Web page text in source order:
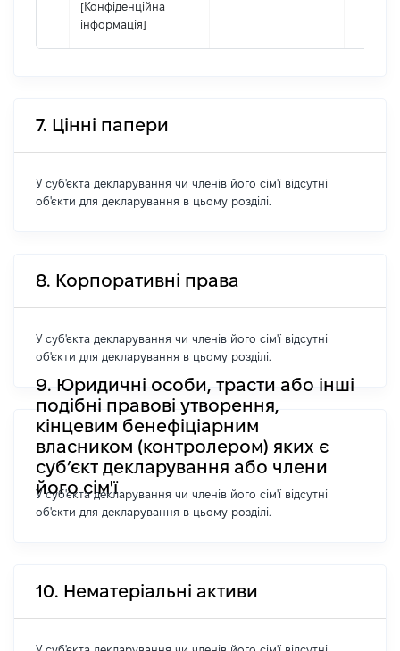
[Конфіденційна
інформація]
7. Цінні папери
У суб'єкта декларування чи членів його сім'ї відсутні
об'єкти для декларування в цьому розділі.
8. Корпоративні права
У суб'єкта декларування чи членів його сім'ї відсутні
об'єкти для декларування в цьому розділі.
9. Юридичні особи, трасти або інші
подібні правові утворення,
кінцевим бенефіціарним
власником (контролером) яких є
суб’єкт декларування або члени
його сім'ї
У суб'єкта декларування чи членів його сім'ї відсутні
об'єкти для декларування в цьому розділі.
10. Нематеріальні активи